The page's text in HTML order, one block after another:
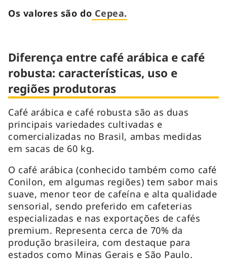
Os valores são do Cepea.
Diferença entre café arábica e café
robusta: características, uso e
regiões produtoras
Café arábica e café robusta são as duas
principais variedades cultivadas e
comercializadas no Brasil, ambas medidas
em sacas de 60 kg.
O café arábica (conhecido também como café
Conilon, em algumas regiões) tem sabor mais
suave, menor teor de cafeína e alta qualidade
sensorial, sendo preferido em cafeterias
especializadas e nas exportações de cafés
premium. Representa cerca de 70% da
produção brasileira, com destaque para
estados como Minas Gerais e São Paulo.